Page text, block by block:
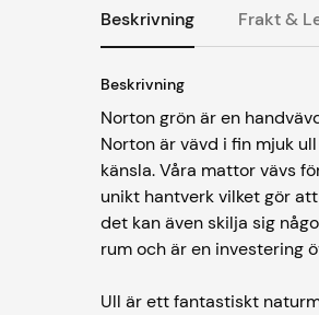
Beskrivning Frakt &
Beskrivning
Norton grön är en
Norton är vävd i fin mjuk
känsla. Våra mattor vävs
unikt hantverk vilket gör
det kan även skilja sig
rum och är en investering
Ull är ett fantastiskt